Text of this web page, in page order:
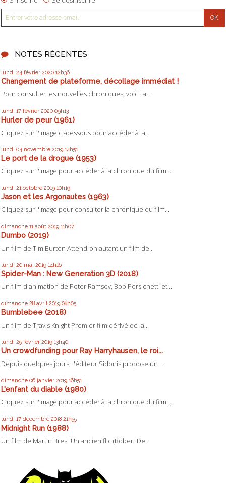
NOTES RÉCENTES
lundi 24 février 2020 12h36
Changement de plateforme, décollage immédiat !
Pour consulter les nouvelles chroniques, voici la...
lundi 17 février 2020 09h13
Hurler de peur (1961)
Cliquez sur l'image ci-dessous pour accéder à la...
lundi 04 novembre 2019 14h51
Le port de la drogue (1953)
Cliquez sur l'image pour accéder à la chronique du film...
lundi 21 octobre 2019 10h19
Jason et les Argonautes (1963)
Cliquez sur l'image pour consulter la chronique du film...
dimanche 11 août 2019 11h07
Dumbo (2019)
Un film de Tim Burton Attend-on autant un film de...
lundi 20 mai 2019 14h16
Spider-Man : New Generation 3D (2018)
Un film d'animation de Peter Ramsey, Bob Persichetti et...
dimanche 28 avril 2019 08h05
Bumblebee (2018)
Un film de Travis Knight Premier film dérivé de la...
lundi 25 février 2019 13h40
Un crowdfunding pour Ray Harryhausen, le roi...
Depuis quelques jours, l'éditeur Sidonis propose un...
dimanche 06 janvier 2019 16h51
L'enfant du diable (1980)
Cliquez sur l'image pour accéder à la chronique du film...
lundi 17 décembre 2018 21h55
Midnight Run (1988)
Un film de Martin Brest Un ancien flic (Robert De...